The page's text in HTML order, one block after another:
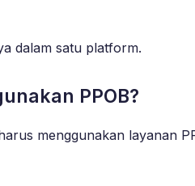
dalam satu platform.
PPOB?
menggunakan layanan